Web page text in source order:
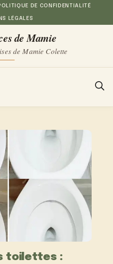
DE CONFIDENTIALITÉ
LÉGALES
de Mamie
de Mamie Colette
toilettes :